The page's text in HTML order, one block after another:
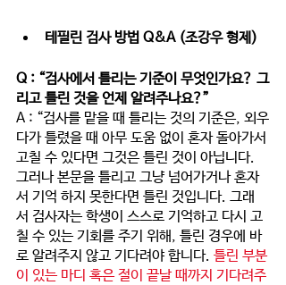
테필린 검사 방법 Q&A (조강우 형제)
Q : “검사에서 틀리는 기준이 무엇인가요? 그
리고 틀린 것을 언제 알려주나요?”
A : “검사를 맡을 때 틀리는 것의 기준은, 외우
다가 틀렸을 때 아무 도움 없이 혼자 돌아가서
고칠 수 있다면 그것은 틀린 것이 아닙니다.
그러나 본문을 틀리고 그냥 넘어가거나 혼자
서 기억 하지 못한다면 틀린 것입니다. 그래
서 검사자는 학생이 스스로 기억하고 다시 고
칠 수 있는 기회를 주기 위해, 틀린 경우에 바
로 알려주지 않고 기다려야 합니다. 틀린 부분
이 있는 마디 혹은 절이 끝날 때까지 기다려주